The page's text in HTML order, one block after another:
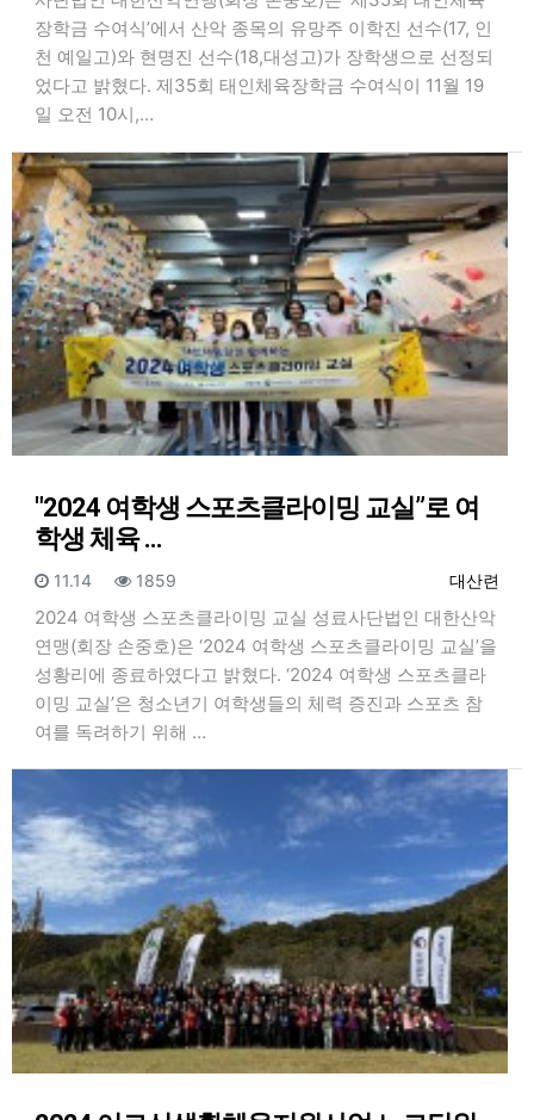
장학금 수여식’에서 산악 종목의 유망주 이학진 선수(17, 인
천 예일고)와 현명진 선수(18,대성고)가 장학생으로 선정되
었다고 밝혔다. 제35회 태인체육장학금 수여식이 11월 19
일 오전 10시,…
"2024 여학생 스포츠클라이밍 교실”로 여
학생 체육 …
등록자
대산련
등록일
11.14 조회
1859
2024 여학생 스포츠클라이밍 교실 성료사단법인 대한산악
연맹(회장 손중호)은 ‘2024 여학생 스포츠클라이밍 교실’을
성황리에 종료하였다고 밝혔다. ‘2024 여학생 스포츠클라
이밍 교실’은 청소년기 여학생들의 체력 증진과 스포츠 참
여를 독려하기 위해 …